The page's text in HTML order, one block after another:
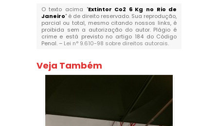
O texto acima "Extintor Co2 6 Kg no Rio de
Janeiro" é de direito reservado. Sua reprodução,
parcial ou total, mesmo citando nossos links, é
proibida sem a autorização do autor. Plágio é
crime e está previsto no artigo 184 do Código
Penal. – Lei n° 9.610-98 sobre direitos autorais.
Veja Também